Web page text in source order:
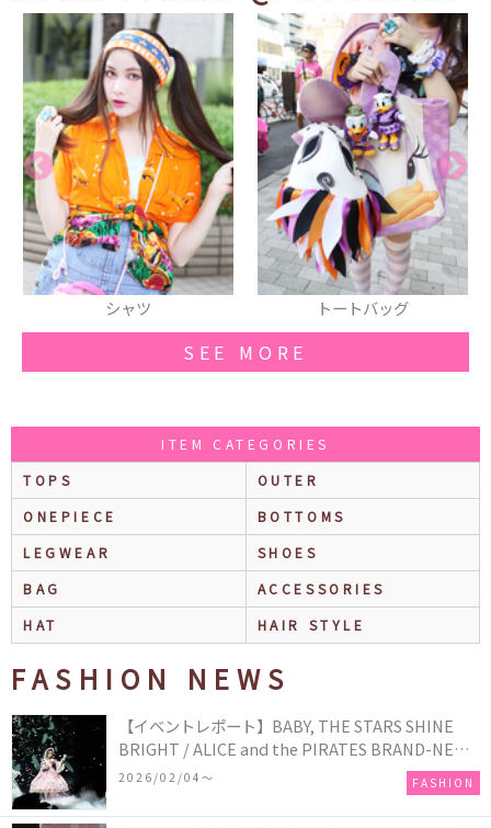
トートバッグ ロングスカート
SEE MORE
ITEM CATEGORIES
TOPS
OUTER
ONEPIECE
BOTTOMS
LEGWEAR
SHOES
BAG
ACCESSORIES
HAT
HAIR STYLE
FASHION NEWS
【イベントレポート】BABY, THE STARS SHINE
BRIGHT / ALICE and the PIRATES BRAND-NEW
COLLECTION in TOKYO
2026/02/04〜 FASHION